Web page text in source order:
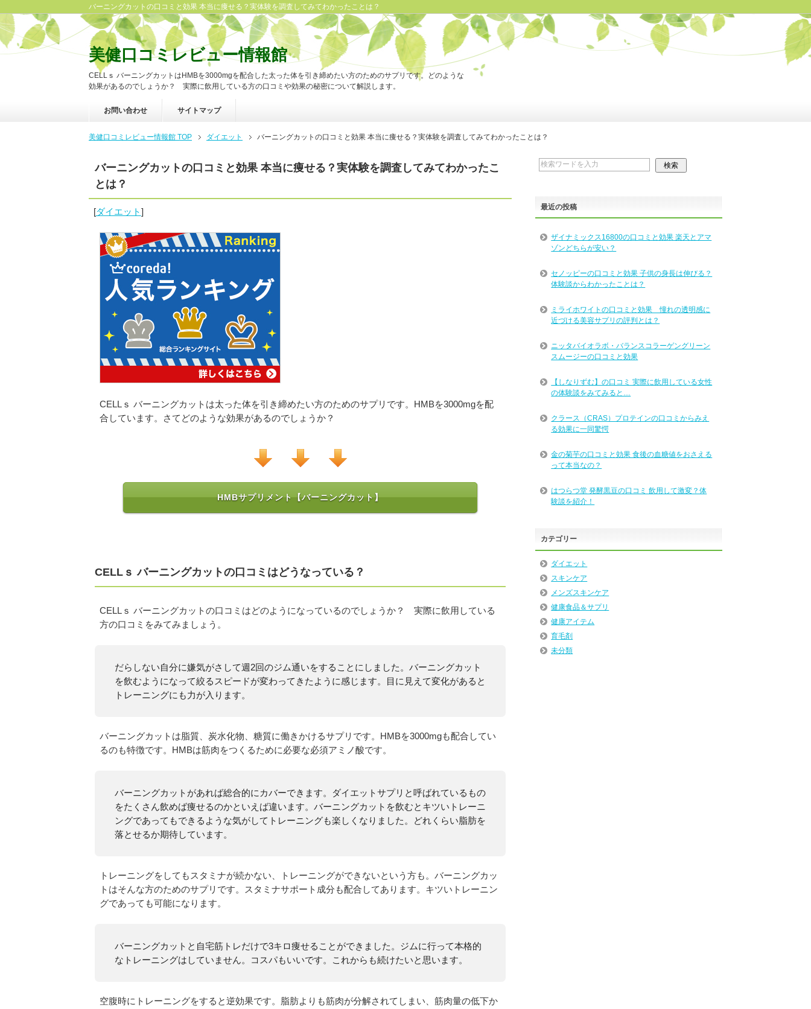
バーニングカットの口コミと効果 本当に痩せる？実体験を調査してみてわかったことは？
美健口コミレビュー情報館
CELLｓ バーニングカットはHMBを3000mgを配合した太った体を引き締めたい方のためのサプリです。どのような
効果があるのでしょうか？ 実際に飲用している方の口コミや効果の秘密について解説します。
お問い合わせ サイトマップ
美健口コミレビュー情報館 TOP ダイエット バーニングカットの口コミと効果 本当に痩せる？実体験を調査してみてわかったことは？
バーニングカットの口コミと効果 本当に痩せる？実体験を調査してみてわかったこ
とは？
[ダイエット]
CELLｓ バーニングカットは太った体を引き締めたい方のためのサプリです。HMBを3000mgを配
合しています。さてどのような効果があるのでしょうか？
HMBサプリメント【バーニングカット】
CELLｓ バーニングカットの口コミはどうなっている？
CELLｓ バーニングカットの口コミはどのようになっているのでしょうか？ 実際に飲用している
方の口コミをみてみましょう。
だらしない自分に嫌気がさして週2回のジム通いをすることにしました。バーニングカット
を飲むようになって絞るスピードが変わってきたように感じます。目に見えて変化があると
トレーニングにも力が入ります。
バーニングカットは脂質、炭水化物、糖質に働きかけるサプリです。HMBを3000mgも配合してい
るのも特徴です。HMBは筋肉をつくるために必要な必須アミノ酸です。
バーニングカットがあれば総合的にカバーできます。ダイエットサプリと呼ばれているもの
をたくさん飲めば痩せるのかといえば違います。バーニングカットを飲むとキツいトレーニ
ングであってもできるような気がしてトレーニングも楽しくなりました。どれくらい脂肪を
落とせるか期待しています。
トレーニングをしてもスタミナが続かない、トレーニングができないという方も。バーニングカッ
トはそんな方のためのサプリです。スタミナサポート成分も配合してあります。キツいトレーニン
グであっても可能になります。
バーニングカットと自宅筋トレだけで3キロ痩せることができました。ジムに行って本格的
なトレーニングはしていません。コスパもいいです。これからも続けたいと思います。
空腹時にトレーニングをすると逆効果です。脂肪よりも筋肉が分解されてしまい、筋肉量の低下か
最近の投稿
ザイナミックス16800の口コミと効果 楽天とアマ
ゾンどちらが安い？
セノッピーの口コミと効果 子供の身長は伸びる？
体験談からわかったことは？
ミライホワイトの口コミと効果 憧れの透明感に
近づける美容サプリの評判とは？
ニッタバイオラボ・バランスコラーゲングリーン
スムージーの口コミと効果
【しなりずむ】の口コミ 実際に飲用している女性
の体験談をみてみると…
クラース（CRAS）プロテインの口コミからみえ
る効果に一同驚愕
金の菊芋の口コミと効果 食後の血糖値をおさえる
って本当なの？
はつらつ堂 発酵黒豆の口コミ 飲用して激変？体
験談を紹介！
カテゴリー
ダイエット
スキンケア
メンズスキンケア
健康食品＆サプリ
健康アイテム
育毛剤
未分類